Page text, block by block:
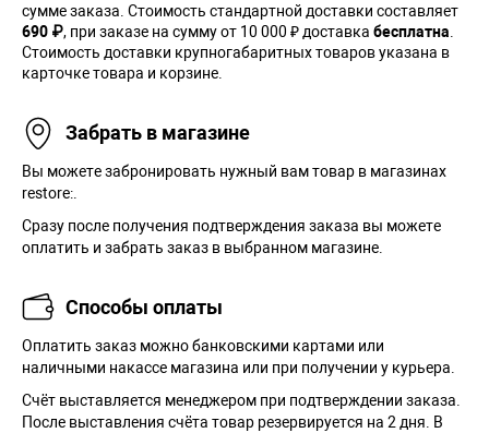
сумме заказа. Cтоимость стандартной доставки составляет
690 ₽, при заказе на сумму от 10 000 ₽ доставка бесплатна
Стоимость доставки крупногабаритных товаров указана в
карточке товара и корзине.
Забрать в магазине
Вы можете забронировать нужный вам товар в магазинах
restore:.
Сразу после получения подтверждения заказа вы можете
оплатить и забрать заказ в выбранном магазине.
Способы оплаты
Оплатить заказ можно банковскими картами или
наличными накассе магазина или при получении у курьера.
Cчёт выставляется менеджером при подтверждении заказа.
После выставления счёта товар резервируется на 2 дня. В